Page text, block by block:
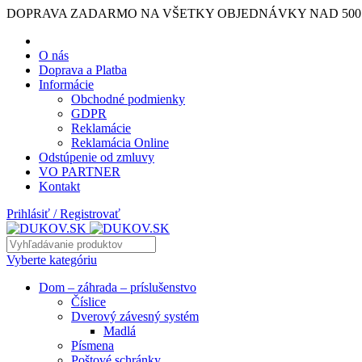
DOPRAVA ZADARMO NA VŠETKY OBJEDNÁVKY NAD
O nás
Doprava a Platba
Informácie
Obchodné podmienky
GDPR
Reklamácie
Reklamácia Online
Odstúpenie od zmluvy
VO PARTNER
Kontakt
Prihlásiť / Registrovať
Vyberte kategóriu
Dom – záhrada – príslušenstvo
Číslice
Dverový závesný systém
Madlá
Písmena